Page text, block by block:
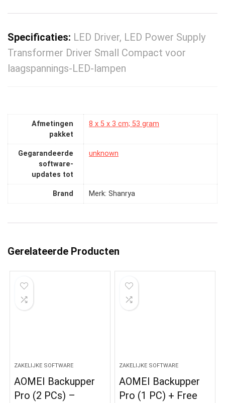
Specificaties: LED Driver, LED Power Supply
Transformer Driver Small Compact voor
laagspannings-LED-lampen
Afmetingen
pakket
‎8 x 5 x 3 cm; 53 gram
Gegarandeerde
software-
updates tot
‎unknown
Brand Merk: Shanrya
Gerelateerde Producten
ZAKELIJKE SOFTWARE
AOMEI Backupper
Pro (2 PCs) –
ZAKELIJKE SOFTWARE
AOMEI Backupper
Pro (1 PC) + Free